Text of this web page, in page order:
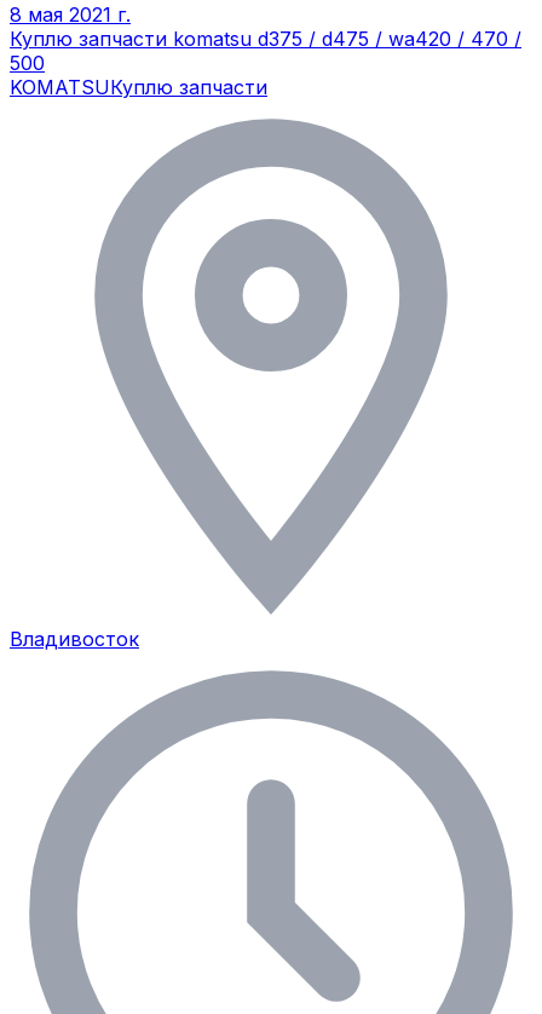
8 мая 2021 г.
Куплю запчасти komatsu d375 / d475 / wa420 / 470 /
500
KOMATSUКуплю запчасти
Владивосток